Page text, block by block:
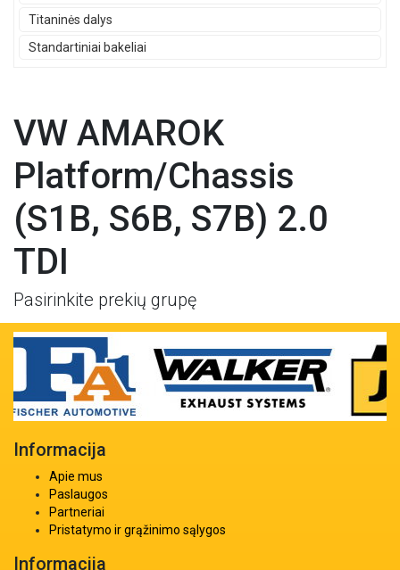
Titaninės dalys
Standartiniai bakeliai
VW AMAROK
Platform/Chassis
(S1B, S6B, S7B) 2.0
TDI
Pasirinkite prekių grupę
Informacija
Apie mus
Paslaugos
Partneriai
Pristatymo ir grąžinimo sąlygos
Informacija